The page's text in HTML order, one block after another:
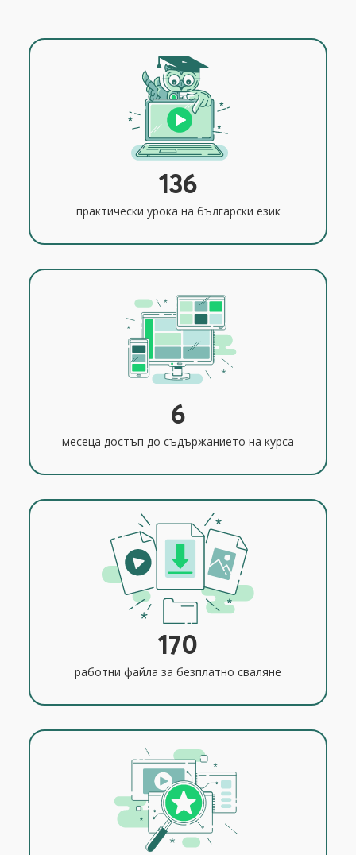
136
практически урока на български език
6
месеца достъп до съдържанието на курса
170
работни файла за безплатно сваляне